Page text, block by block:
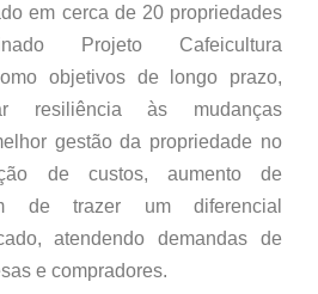
em cerca de 20 propriedades
Projeto Cafeicultura
objetivos de longo prazo,
resiliência às mudanças
gestão da propriedade no
de custos, aumento de
de trazer um diferencial
atendendo demandas de
e compradores.